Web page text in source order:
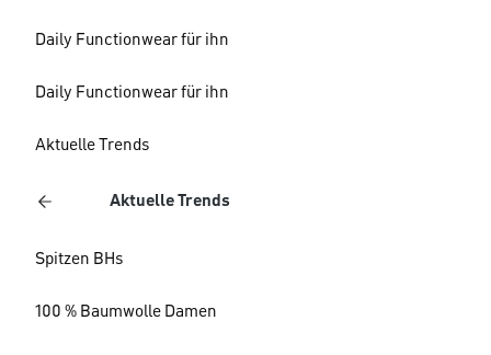
Daily Functionwear für ihn
Daily Functionwear für ihn
Aktuelle Trends
Aktuelle Trends
Spitzen BHs
100 % Baumwolle Damen